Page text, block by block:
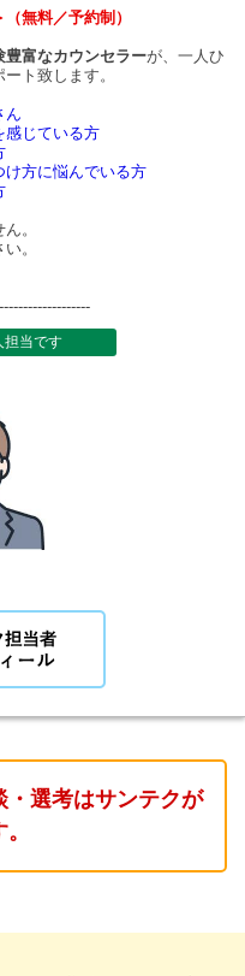
無料／予約制）
豊富なカウンセラーが、一人ひ
ト致します。
ん
じている方
方に悩んでいる方
。
。
担当です
選考はサンテクが